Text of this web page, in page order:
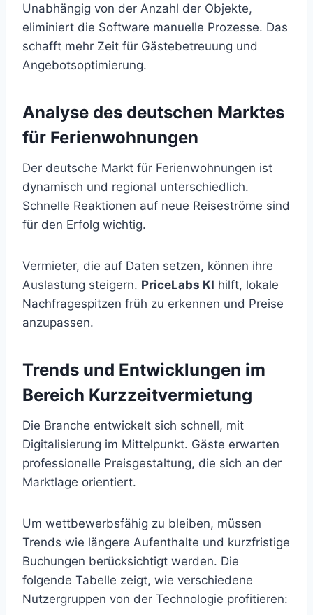
Unabhängig von der Anzahl der Objekte,
eliminiert die Software manuelle Prozesse. Das
schafft mehr Zeit für Gästebetreuung und
Angebotsoptimierung.
Analyse des deutschen Marktes
für Ferienwohnungen
Der deutsche Markt für Ferienwohnungen ist
dynamisch und regional unterschiedlich.
Schnelle Reaktionen auf neue Reiseströme sind
für den Erfolg wichtig.
Vermieter, die auf Daten setzen, können ihre
Auslastung steigern. PriceLabs KI hilft, lokale
Nachfragespitzen früh zu erkennen und Preise
anzupassen.
Trends und Entwicklungen im
Bereich Kurzzeitvermietung
Die Branche entwickelt sich schnell, mit
Digitalisierung im Mittelpunkt. Gäste erwarten
professionelle Preisgestaltung, die sich an der
Marktlage orientiert.
Um wettbewerbsfähig zu bleiben, müssen
Trends wie längere Aufenthalte und kurzfristige
Buchungen berücksichtigt werden. Die
folgende Tabelle zeigt, wie verschiedene
Nutzergruppen von der Technologie profitieren: